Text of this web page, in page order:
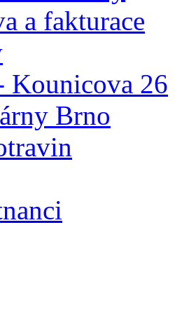
a fakturace
Kounicova 26
Brno